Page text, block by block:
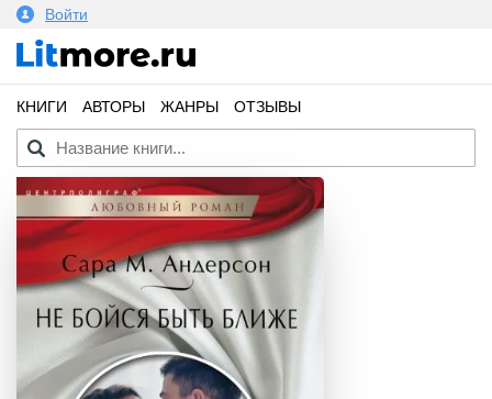
Войти
КНИГИ АВТОРЫ ЖАНРЫ ОТЗЫВЫ